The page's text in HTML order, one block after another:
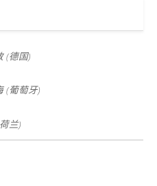
(德国)
(葡萄牙)
兰)